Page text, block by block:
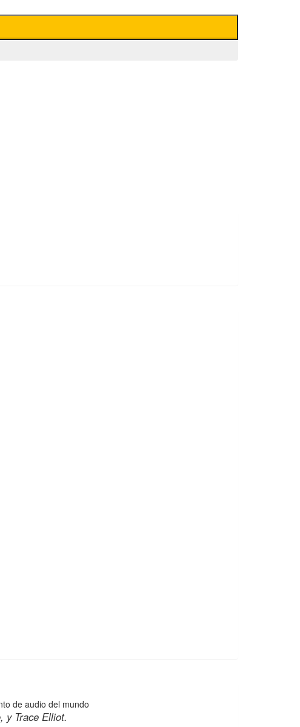
de audio del mundo
y Trace Elliot.